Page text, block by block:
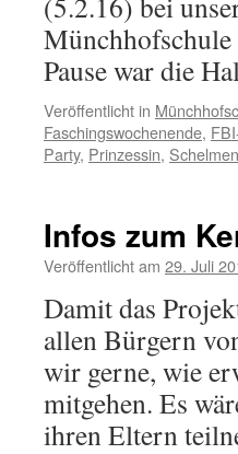
Münchhofschule
Pause war die
Veröffentlicht in
Faschingswochenende,
Party, Prinzessin,
Infos zum
Veröffentlicht am 29. Juli
Damit das
allen Bürgern
wir gerne, wie
mitgehen. Es
ihren Eltern